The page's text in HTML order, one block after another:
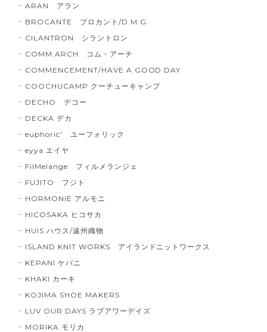
ARAN アラン
BROCANTE ブロカント/D.M.G
CILANTRON シラントロン
COMM.ARCH コム・アーチ
COMMENCEMENT/HAVE A GOOD DAY
COOCHUCAMP クーチューキャンプ
DECHO デコー
DECKA デカ
euphoric' ユーフォリック
eyya エイヤ
FilMelange フィルメランジェ
FUJITO フジト
HORMONIE アルモニ
HICOSAKA ヒコサカ
HUIS ハウス/遠州織物
ISLAND KNIT WORKS アイランドニットワークス
KEPANI ケパニ
KHAKI カーキ
KOJIMA SHOE MAKERS
LUV OUR DAYS ラブアワーデイズ
MORIKA モリカ